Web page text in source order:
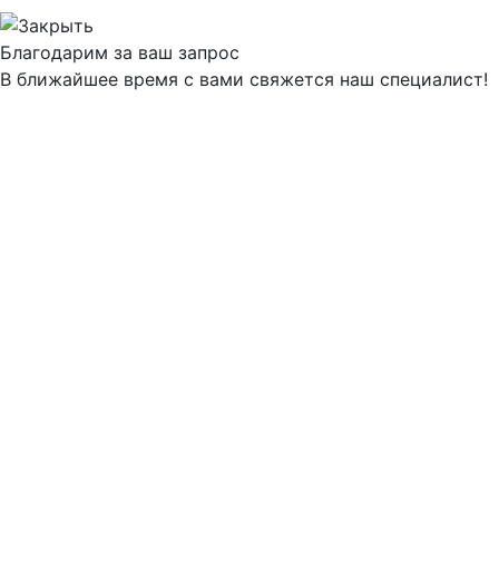
Благодарим за ваш запрос
В ближайшее время с вами свяжется наш специалист!